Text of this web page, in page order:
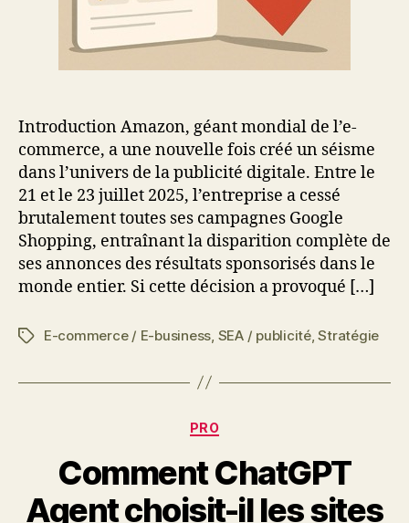
Introduction Amazon, géant mondial de l’e-
commerce, a une nouvelle fois créé un séisme
dans l’univers de la publicité digitale. Entre le
21 et le 23 juillet 2025, l’entreprise a cessé
brutalement toutes ses campagnes Google
Shopping, entraînant la disparition complète de
ses annonces des résultats sponsorisés dans le
monde entier. Si cette décision a provoqué […]
Étiquettes
E-commerce / E-business SEA / publicité,Stratégie
Catégories
PRO
Comment ChatGPT
Agent choisit-il les sites